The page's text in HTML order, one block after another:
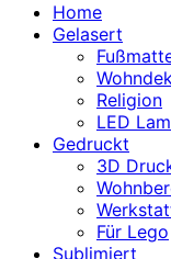
Home
Gelasert
Religion
LED
Gedruckt
3D
Für Lego
Sublimiert